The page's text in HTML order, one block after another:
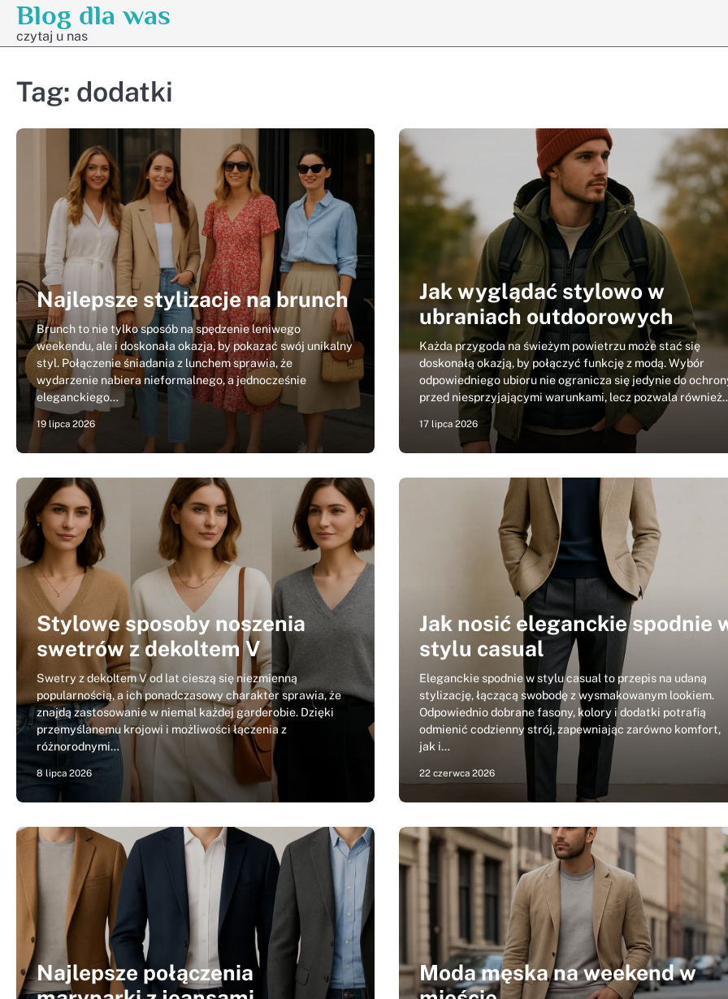
Skip
content
Blog dla was
czytaj u nas
Tag: dodatki
Najlepsze stylizacje na brunch
Brunch to nie tylko sposób na spędzenie leniwego
weekendu, ale i doskonała okazja, by pokazać swój unikalny
styl. Połączenie śniadania z lunchem sprawia, że
wydarzenie nabiera nieformalnego, a jednocześnie
eleganckiego…
19 lipca 2026
Jak wyglądać stylowo w
ubraniach outdoorowych
Każda przygoda na świeżym powietrzu może stać się
doskonałą okazją, by połączyć funkcję z modą. Wybór
odpowiedniego ubioru nie ogranicza się jedynie do
przed niesprzyjającymi warunkami, lecz pozwala
17 lipca 2026
Stylowe sposoby noszenia
swetrów z dekoltem V
Swetry z dekoltem V od lat cieszą się niezmienną
popularnością, a ich ponadczasowy charakter sprawia, że
znajdą zastosowanie w niemal każdej garderobie. Dzięki
przemyślanemu krojowi i możliwości łączenia z
różnorodnymi…
8 lipca 2026
Jak nosić eleganckie spodnie
stylu casual
Eleganckie spodnie w stylu casual to przepis na udaną
stylizację, łączącą swobodę z wysmakowanym lookiem.
Odpowiednio dobrane fasony, kolory i dodatki potrafią
odmienić codzienny strój, zapewniając zarówno komfort,
jak i…
22 czerwca 2026
Najlepsze połączenia
Moda męska na weekend w